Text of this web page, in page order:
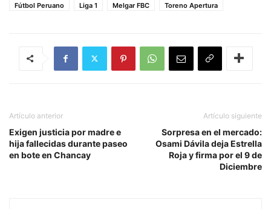
Fútbol Peruano
Liga 1 Melgar FBC Toreno Apertura
Artículo anterior
Exigen justicia por madre e
hija fallecidas durante paseo
en bote en Chancay
Artículo siguiente
Sorpresa en el mercado:
Osami Dávila deja Estrella
Roja y firma por el 9 de
Diciembre